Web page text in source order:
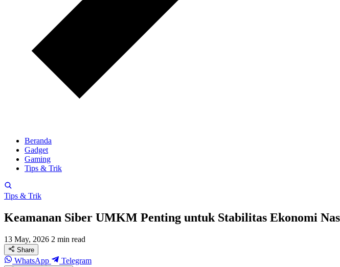
Beranda
Gadget
Gaming
Tips & Trik
Tips & Trik
Keamanan Siber UMKM Penting untuk Stabilitas Ekonomi
13 May, 2026 2 min read
Share
WhatsApp Telegram